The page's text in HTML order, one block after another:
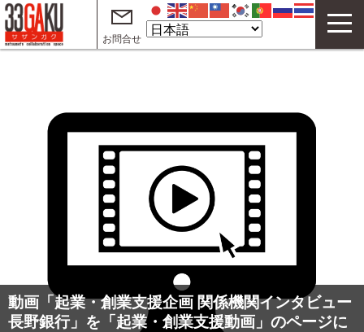
テレワークオフィス
サザンガク動画 on YouTube
起業・創業支援動画 on YouTube
ご利用案内
お問合せ
動画「起業・創業支援企画 関係機関インタビュー
長野銀行」を「起業・創業支援動画」のページに